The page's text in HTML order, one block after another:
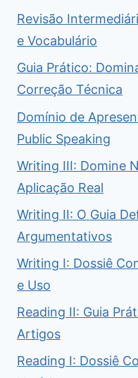
Revisão
e Vocabulário
Guia Prático:
Correção Técnica
Domínio de
Public Speaking
Writing III: Domine
Aplicação Real
Writing II: O Guia
Argumentativos
Writing I: Dossiê
e Uso
Reading II: Guia
Artigos
Reading I: Dossiê